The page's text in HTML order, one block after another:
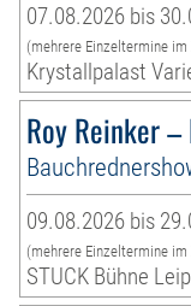
07.08.2026 bis
(mehrere Einzeltermine
Krystallpalast
Roy Reinker
09.08.2026 bis
(mehrere Einzeltermine
STUCK Bühne